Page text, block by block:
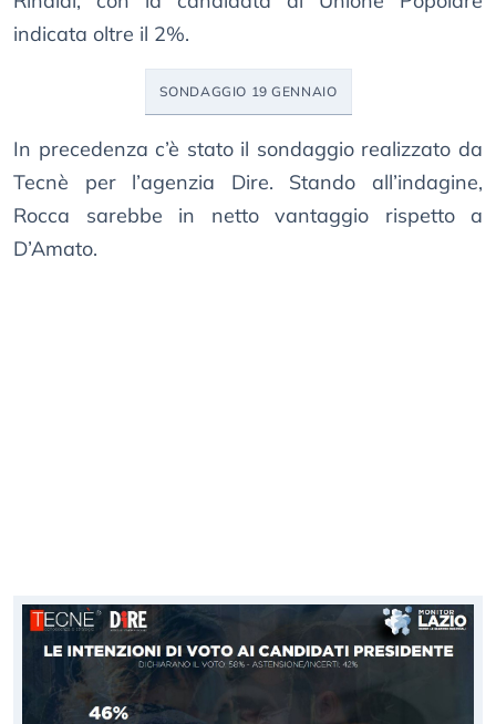
indicata oltre il 2%.
SONDAGGIO 19 GENNAIO
In precedenza c’è stato il sondaggio realizzato da
Tecnè per l’agenzia Dire. Stando all’indagine,
Rocca sarebbe in netto vantaggio rispetto a
D’Amato.